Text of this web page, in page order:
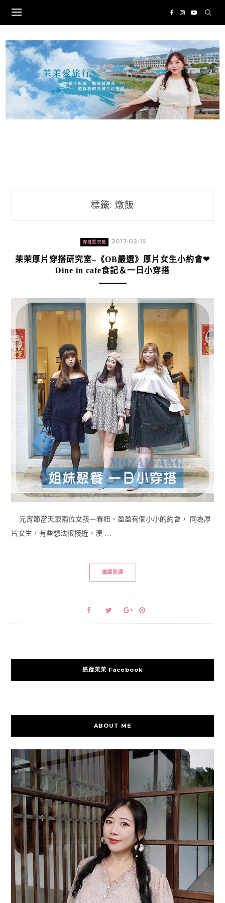
content
標籤: 燉飯
穿搭更衣間 2017-02-15
茉茉厚片穿搭研究室–《OB嚴選》厚片女生小約會❤
Dine in cafe食記＆一日小穿搭
元宵節當天跟兩位女孩－春妞、盈盈有個小小的約會， 同為厚
片女生，有些想法很接近，湊 …
繼續閱讀
追蹤茉茉 Facebook
ABOUT ME